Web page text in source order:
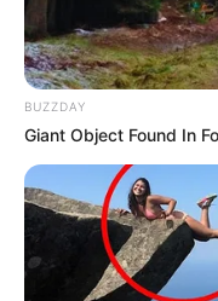
informados sobre o
Agente.Veja a matéria
VEJA TAMBÉM:
para trabalhar
+
Piso: Direção da
entre os textos das
Piso: PL proposto pelo
na Câmara Municipal
.
Atualização:
BUZZDAY
Giant Object Found In